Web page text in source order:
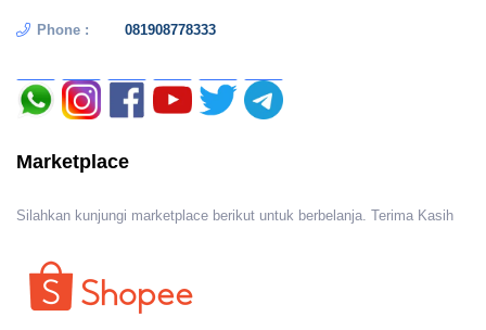
Phone : 081908778333
Marketplace
Silahkan kunjungi marketplace berikut untuk berbelanja. Terima Kasih